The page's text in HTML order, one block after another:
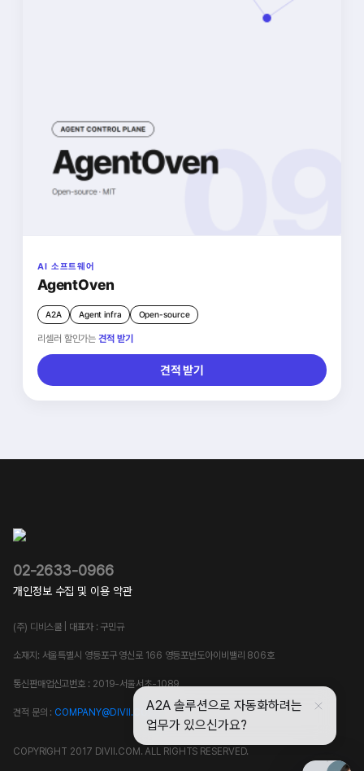
AI 소프트웨어
AgentOven
A2A Agent infra Open-source
리셀러 할인가는견적 받기
견적 받기
02-2633-0966
개인정보 수집 및 이용 약관
(주) 디비스쿨 | 대표자 : 구민규
소재지: 서울특별시 영등포구 영신로 166 영등포반도아이비밸리 806호
통신판매업신고번호 : 2019-서울서초-1089
견적 문의 : COMPANY@DIVII.COM
COPYRIGHT 2017 DIVII.COM. ALL RIGHTS RESERVED.